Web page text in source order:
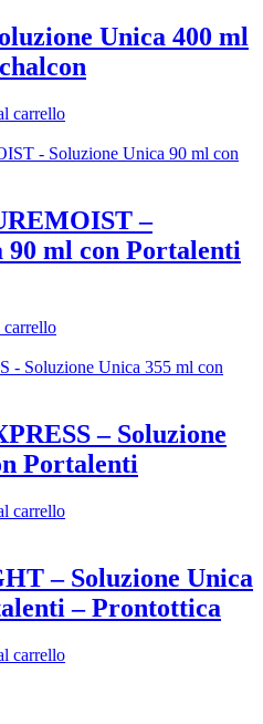
Unica 400 ml
carrello
–
90 ml con Portalenti
– Soluzione
Portalenti
carrello
– Soluzione Unica
– Prontottica
carrello